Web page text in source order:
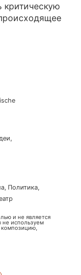
критическую
,
, политика,
и не является
не используем
композицию,